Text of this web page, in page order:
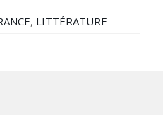
, LITTÉRATURE